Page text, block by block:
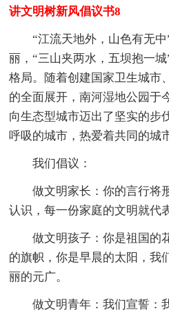
讲文明树新风倡议书8
“江流天地外，山色有无
丽，“三山夹两水，五坝抱一
格局。随着创建国家卫生城市
的全面展开，南河湿地公园于
向生态型城市迈出了坚实的步
呼吸的城市，热爱着共同的城
我们倡议：
做文明家长：你的言行将
认识，每一份家庭的文明就代
做文明孩子：你是祖国的
的旗帜，你是早晨的太阳，我
丽的元广。
做文明青年：我们宣誓：